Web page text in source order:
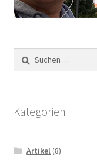
Suchen
nach:
Kategorien
Artikel (8)